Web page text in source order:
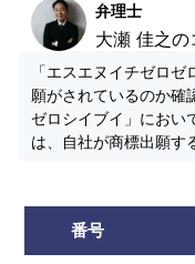
弁理士
大瀬 佳之の
「エスエヌイチゼロ
願がされているのか確
ゼロシイブイ」におい
は、自社が商標出願す
番号